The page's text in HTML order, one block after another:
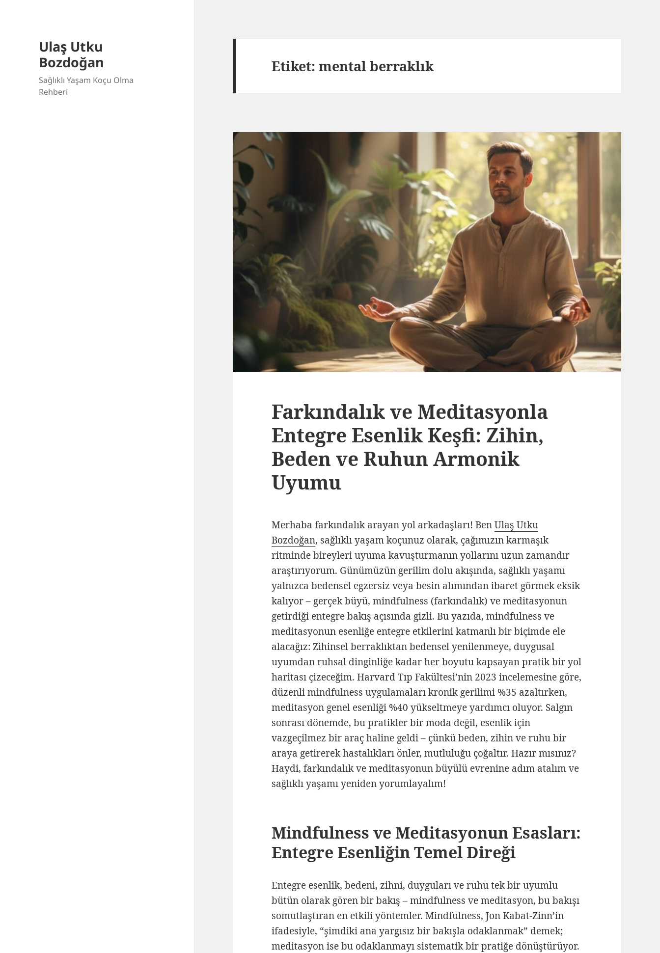
Ulaş Utku
Bozdoğan
Sağlıklı Yaşam Koçu Olma
Rehberi
Etiket:mental berraklık
Farkındalık ve Meditasyonla
Entegre Esenlik Keşfi: Zihin,
Beden ve Ruhun Armonik
Uyumu
Merhaba farkındalık arayan yol arkadaşları! BenUlaş Utku
Bozdoğan, sağlıklı yaşam koçunuz olarak, çağımızın karmaşık
ritminde bireyleri uyuma kavuşturmanın yollarını uzun zamandır
araştırıyorum. Günümüzün gerilim dolu akışında, sağlıklı yaşamı
yalnızca bedensel egzersiz veya besin alımından ibaret görmek eksik
kalıyor – gerçek büyü, mindfulness (farkındalık) ve meditasyonun
getirdiği entegre bakış açısında gizli. Bu yazıda, mindfulness ve
meditasyonun esenliğe entegre etkilerini katmanlı bir biçimde ele
alacağız: Zihinsel berraklıktan bedensel yenilenmeye, duygusal
uyumdan ruhsal dinginliğe kadar her boyutu kapsayan pratik bir yol
haritası çizeceğim. Harvard Tıp Fakültesi’nin 2023 incelemesine göre,
düzenli mindfulness uygulamaları kronik gerilimi %35 azaltırken,
meditasyon genel esenliği %40 yükseltmeye yardımcı oluyor. Salgın
sonrası dönemde, bu pratikler bir moda değil, esenlik için
vazgeçilmez bir araç haline geldi – çünkü beden, zihin ve ruhu bir
araya getirerek hastalıkları önler, mutluluğu çoğaltır. Hazır mısınız?
Haydi, farkındalık ve meditasyonun büyülü evrenine adım atalım ve
sağlıklı yaşamı yeniden yorumlayalım!
Mindfulness ve Meditasyonun Esasları:
Entegre Esenliğin Temel Direği
Entegre esenlik, bedeni, zihni, duyguları ve ruhu tek bir uyumlu
bütün olarak gören bir bakış – mindfulness ve meditasyon, bu bakışı
somutlaştıran en etkili yöntemler. Mindfulness, Jon Kabat-Zinn’in
ifadesiyle, “şimdiki ana yargısız bir bakışla odaklanmak” demek;
meditasyon ise bu odaklanmayı sistematik bir pratiğe dönüştürüyor.